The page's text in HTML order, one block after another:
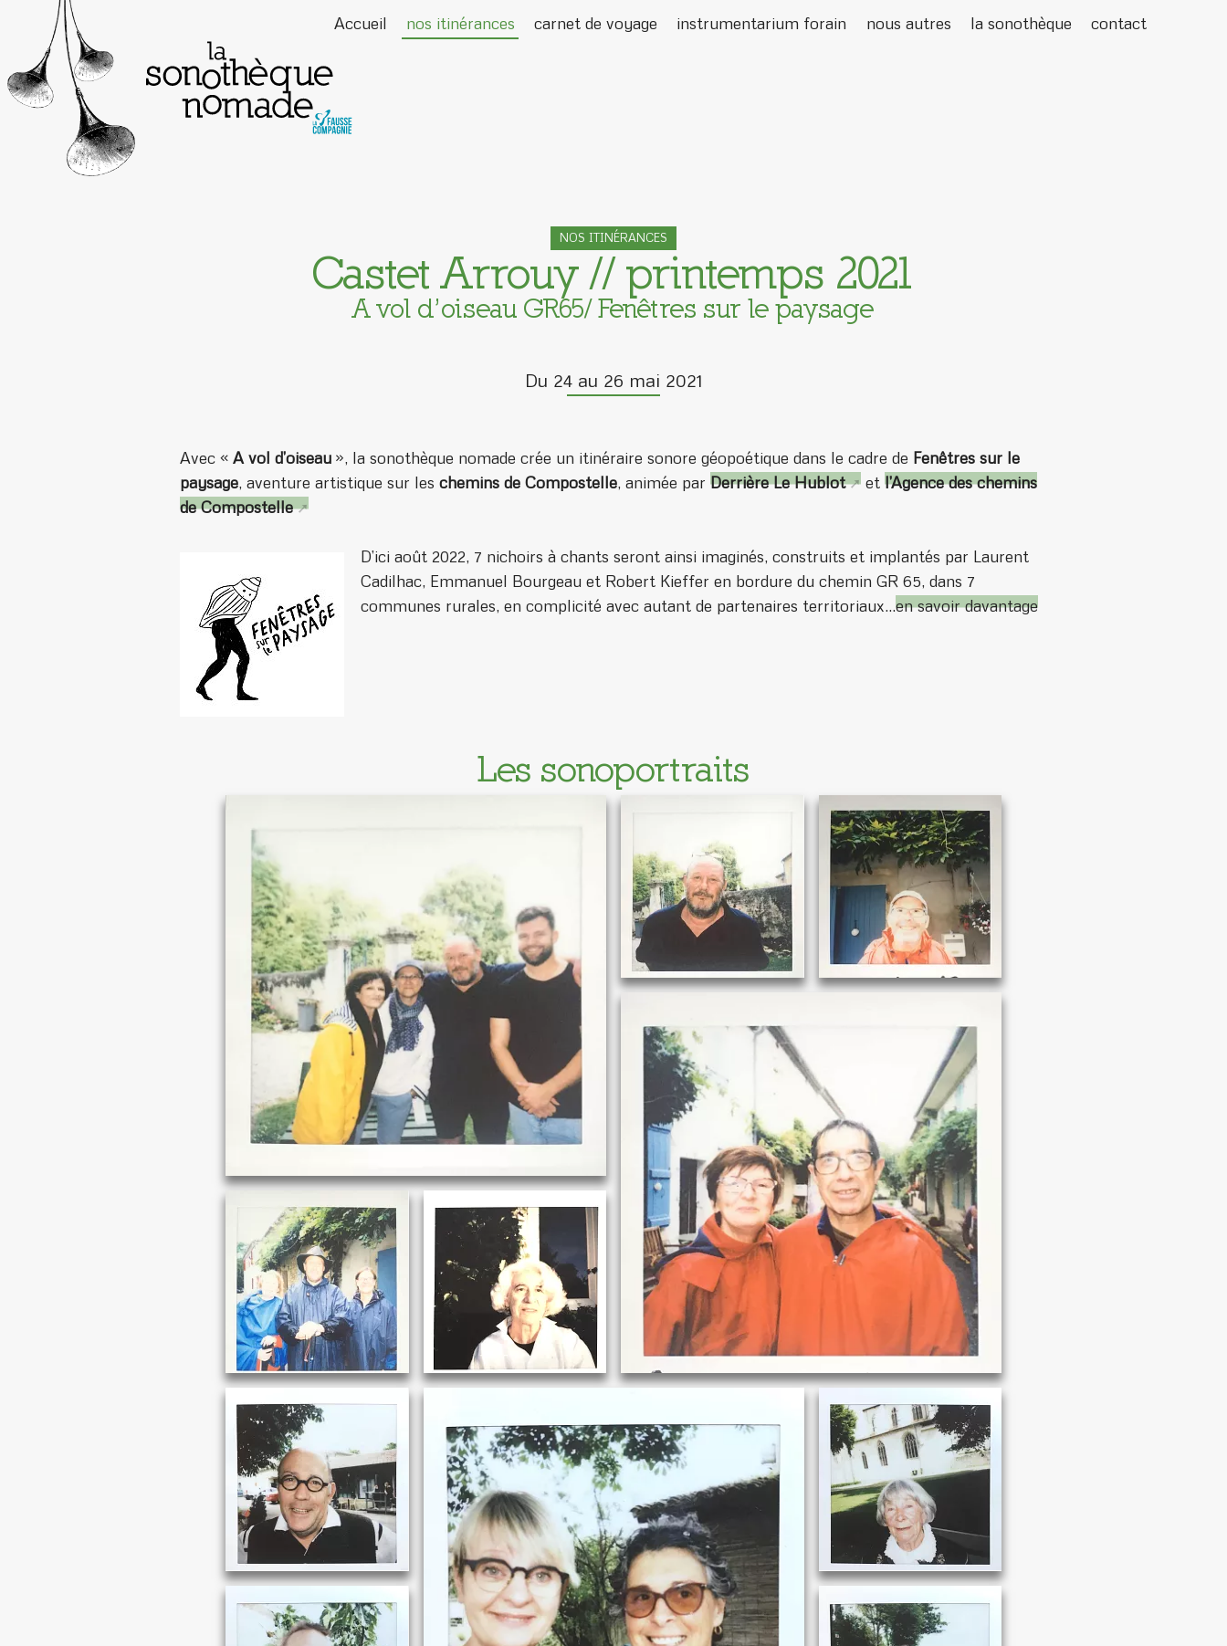
Accueil nos itinérances carnet de voyage instrumentarium forain nous autres la sonothèque contact
NOS ITINÉRANCES
Castet Arrouy // printemps 2021
A vol d’oiseau GR65/ Fenêtres sur le paysage
Du 24 au 26 mai 2021
Avec « A vol d’oiseau », la sonothèque nomade crée un itinéraire sonore géopoétique dans le cadre de Fenêtres sur le
paysage, aventure artistique sur les chemins de Compostelle, animée par Derrière Le Hublot et l’Agence des chemins
de Compostelle
D’ici août 2022, 7 nichoirs à chants seront ainsi imaginés, construits et implantés par Laurent
Cadilhac, Emmanuel Bourgeau et Robert Kieffer en bordure du chemin GR 65, dans 7
communes rurales, en complicité avec autant de partenaires territoriaux...en savoir davantage
Les sonoportraits